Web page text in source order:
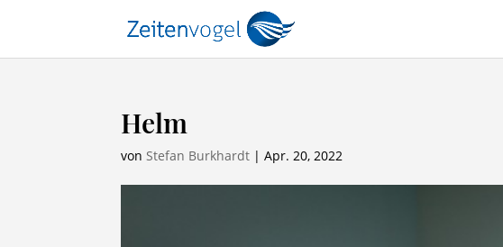
Helm
vonStefan Burkhardt |Apr. 20, 2022